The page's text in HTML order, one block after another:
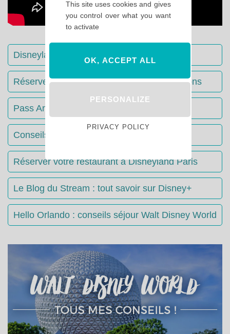
Disneyland Paris : Le guide complet
Réserver votre séjour : toutes les informations
Pass Annuels Disney : informations
Conseils & Astuces Disneyland Paris
Réserver votre restaurant à Disneyland Paris
Le Blog du Stream : tout savoir sur Disney+
Hello Orlando : conseils séjour Walt Disney World
This site uses cookies and gives
you control over what you want
to activate
OK, ACCEPT ALL
PERSONALIZE
PRIVACY POLICY